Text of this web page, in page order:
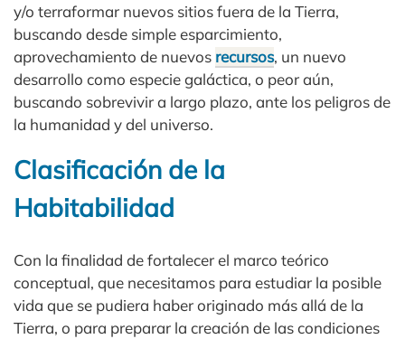
y/o terraformar nuevos sitios fuera de la Tierra,
buscando desde simple esparcimiento,
aprovechamiento de nuevos recursos, un nuevo
desarrollo como especie galáctica, o peor aún,
buscando sobrevivir a largo plazo, ante los peligros de
la humanidad y del universo.
Clasificación de la
Habitabilidad
Con la finalidad de fortalecer el marco teórico
conceptual, que necesitamos para estudiar la posible
vida que se pudiera haber originado más allá de la
Tierra, o para preparar la creación de las condiciones